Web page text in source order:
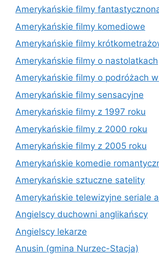
Amerykańskie filmy
Amerykańskie filmy komediowe
Amerykańskie filmy
Amerykańskie filmy o nastolatkach
Amerykańskie filmy o podróżach
Amerykańskie filmy sensacyjne
Amerykańskie filmy z 1997 roku
Amerykańskie filmy z 2000 roku
Amerykańskie filmy z 2005 roku
Amerykańskie komedie
Amerykańskie sztuczne satelity
Amerykańskie telewizyjne seriale
Angielscy duchowni anglikańscy
Angielscy lekarze
Anusin (gmina Nurzec-Stacja)